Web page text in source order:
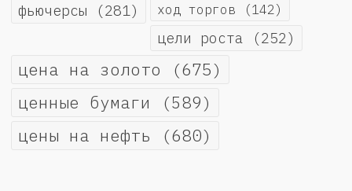
фьючерсы (281) ход торгов (142)
цели роста (252)
цена на золото (675)
ценные бумаги (589)
цены на нефть (680)